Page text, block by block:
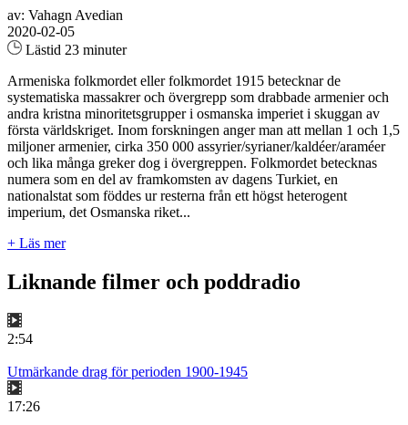
av: Vahagn Avedian
2020-02-05
Lästid 23 minuter
Armeniska folkmordet eller folkmordet 1915 betecknar de
systematiska massakrer och övergrepp som drabbade armenier och
andra kristna minoritetsgrupper i osmanska imperiet i skuggan av
första världskriget. Inom forskningen anger man att mellan 1 och 1,5
miljoner armenier, cirka 350 000 assyrier/syrianer/kaldéer/araméer
och lika många greker dog i övergreppen. Folkmordet betecknas
numera som en del av framkomsten av dagens Turkiet, en
nationalstat som föddes ur resterna från ett högst heterogent
imperium, det Osmanska riket...
+ Läs mer
Liknande filmer och poddradio
2:54
Utmärkande drag för perioden 1900-1945
17:26